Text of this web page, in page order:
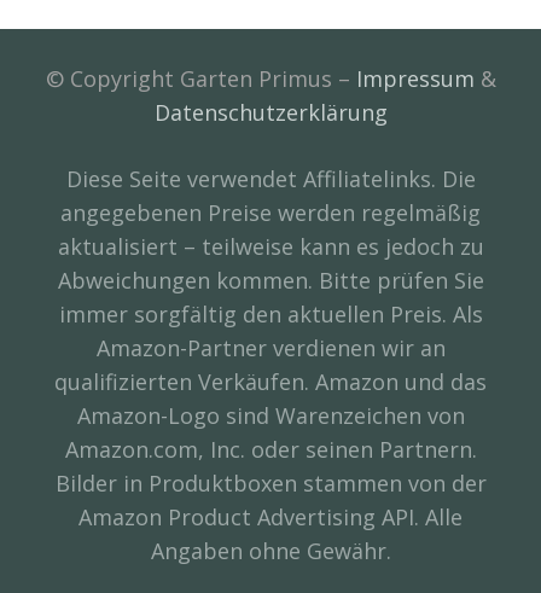
© Copyright Garten Primus – Impressum &
Datenschutzerklärung
Diese Seite verwendet Affiliatelinks. Die
angegebenen Preise werden regelmäßig
aktualisiert – teilweise kann es jedoch zu
Abweichungen kommen. Bitte prüfen Sie
immer sorgfältig den aktuellen Preis. Als
Amazon-Partner verdienen wir an
qualifizierten Verkäufen. Amazon und das
Amazon-Logo sind Warenzeichen von
Amazon.com, Inc. oder seinen Partnern.
Bilder in Produktboxen stammen von der
Amazon Product Advertising API. Alle
Angaben ohne Gewähr.